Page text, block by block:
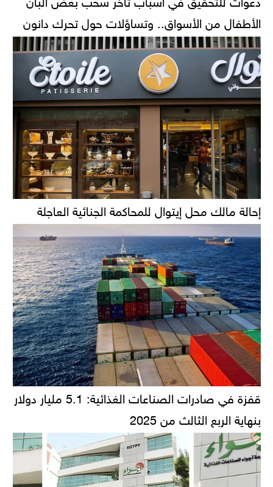
الأطفال من الأسواق.. وتساؤلات حول تحرك دانون
إحالة مالك محل إيتوال للمحاكمة الجنائية العاجلة
قفزة في صادرات الصناعات الغذائية: 5.1 مليار دولار
بنهاية الربع الثالث من 2025